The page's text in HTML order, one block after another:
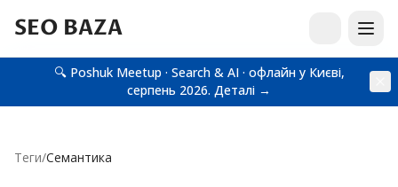
SEO BAZA
🔍 Poshuk Meetup · Search & AI · офлайн у Києві,
серпень 2026. Деталі →
Теги/Семантика